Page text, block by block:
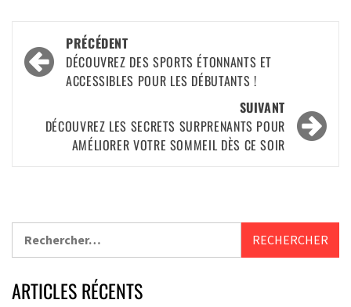
PRÉCÉDENT
DÉCOUVREZ DES SPORTS ÉTONNANTS ET
ACCESSIBLES POUR LES DÉBUTANTS !
SUIVANT
DÉCOUVREZ LES SECRETS SURPRENANTS POUR
AMÉLIORER VOTRE SOMMEIL DÈS CE SOIR
ARTICLES RÉCENTS